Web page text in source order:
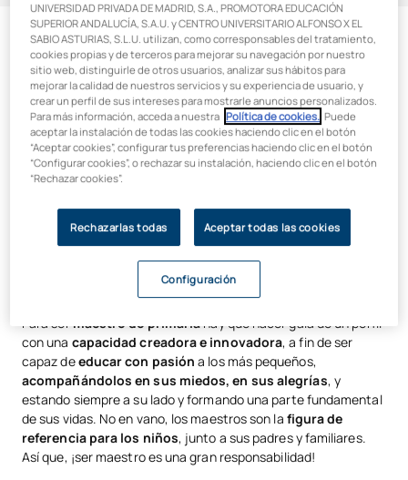
Cómo ser profesor de primaria: ¿Qué debo estudiar?
Grado en Educación Primaria
Cómo ser profesor de primariaes una de las grandes
cuestiones que se plantean muchos estudiantes de cara a su
futuro profesional.Ser maestro de primariaes, sin duda, una
gran alternativa de futuroy cada vez son más las personas
que acaban dedicándose a esta profesión vocacional.
Educar a los niños en su primera etapa escolares una
gran responsabilidad
educativas de los alumnos
, para que puedan ir progresando
paulatinamente a medida que avancen en las distintas etapas
educativas: desde Infantil, Primaria, Secundaria, Bachillerato,
Para ser maestro de primariahay que hacer gala de un perfil
con una capacidad creadora e innovadora, a fin de ser
capaz deeducar con pasión a los más pequeños,
acompañándolos en sus miedos, en sus alegrías, y
estando siempre a su lado y formando una parte fundamental
de sus vidas. No en vano, los maestros son la figura de
referencia para los niños, junto a sus padres y familiares.
Así que, ¡ser maestro es una gran responsabilidad!
UNIVERSIDAD PRIVADA DE MADRID, S.A., PROMOTORA EDUCACIÓN
SUPERIOR ANDALUCÍA, S.A.U. y CENTRO UNIVERSITARIO ALFONSO X EL
SABIO ASTURIAS, S.L.U. utilizan, como corresponsables del tratamiento,
cookies propias y de terceros para mejorar su navegación por nuestro
sitio web, distinguirle de otros usuarios, analizar sus hábitos para
mejorar la calidad de nuestros servicios y su experiencia de usuario, y
crear un perfil de sus intereses para mostrarle anuncios personalizados.
Para más información, acceda a nuestra Política de cookies. . Puede
aceptar la instalación de todas las cookies haciendo clic en el botón
“Aceptar cookies”, configurar tus preferencias haciendo clic en el botón
“Configurar cookies”, o rechazar su instalación, haciendo clic en el botón
“Rechazar cookies”.
Rechazarlas todas Aceptar todas las cookies
Configuración